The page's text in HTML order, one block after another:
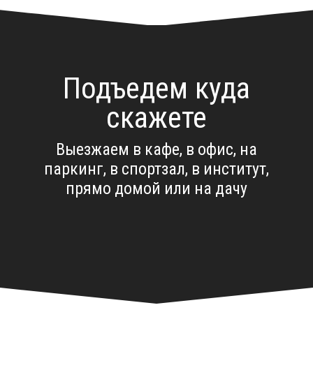
Подъедем куда
скажете
Выезжаем в кафе, в офис, на
паркинг, в спортзал, в институт,
прямо домой или на дачу